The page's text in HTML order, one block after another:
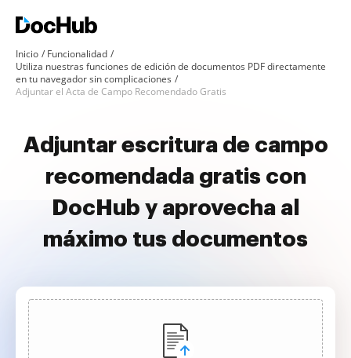
Inicio
Funcionalidad
Utiliza nuestras funciones de edición de documentos PDF directamente
en tu navegador sin complicaciones
Adjuntar el Acta de Campo Recomendado Gratis
Adjuntar escritura de campo
recomendada gratis con
DocHub y aprovecha al
máximo tus documentos